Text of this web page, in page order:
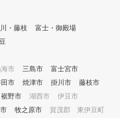
入
雑
・藤枝
富士・御殿場
市 三島市
富士宮市
市 焼津市 掛川市
藤枝市
裾野市 湖西市
伊豆市
牧之原市
賀茂郡 東伊豆町